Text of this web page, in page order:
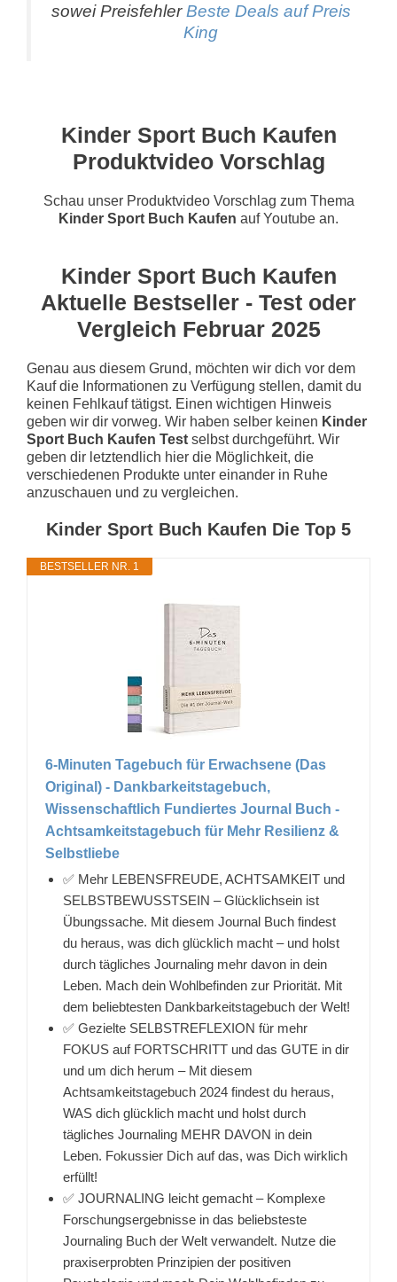
sowei Preisfehler Beste Deals auf Preis
King
Kinder Sport Buch Kaufen
Produktvideo Vorschlag
Schau unser Produktvideo Vorschlag zum Thema
Kinder Sport Buch Kaufen auf Youtube an.
Kinder Sport Buch Kaufen
Aktuelle Bestseller - Test oder
Vergleich Februar 2025
Genau aus diesem Grund, möchten wir dich vor dem
Kauf die Informationen zu Verfügung stellen, damit du
keinen Fehlkauf tätigst. Einen wichtigen Hinweis
geben wir dir vorweg. Wir haben selber keinen Kinder
Sport Buch Kaufen Test selbst durchgeführt. Wir
geben dir letztendlich hier die Möglichkeit, die
verschiedenen Produkte unter einander in Ruhe
anzuschauen und zu vergleichen.
Kinder Sport Buch Kaufen Die Top 5
BESTSELLER NR. 1
6-Minuten Tagebuch für Erwachsene (Das
Original) - Dankbarkeitstagebuch,
Wissenschaftlich Fundiertes Journal Buch -
Achtsamkeitstagebuch für Mehr Resilienz &
Selbstliebe
✅ Mehr LEBENSFREUDE, ACHTSAMKEIT und
SELBSTBEWUSSTSEIN – Glücklichsein ist
Übungssache. Mit diesem Journal Buch findest
du heraus, was dich glücklich macht – und holst
durch tägliches Journaling mehr davon in dein
Leben. Mach dein Wohlbefinden zur Priorität. Mit
dem beliebtesten Dankbarkeitstagebuch der Welt!
✅ Gezielte SELBSTREFLEXION für mehr
FOKUS auf FORTSCHRITT und das GUTE in dir
und um dich herum – Mit diesem
Achtsamkeitstagebuch 2024 findest du heraus,
WAS dich glücklich macht und holst durch
tägliches Journaling MEHR DAVON in dein
Leben. Fokussier Dich auf das, was Dich wirklich
erfüllt!
✅ JOURNALING leicht gemacht – Komplexe
Forschungsergebnisse in das beliebsteste
Journaling Buch der Welt verwandelt. Nutze die
praxiserprobten Prinzipien der positiven